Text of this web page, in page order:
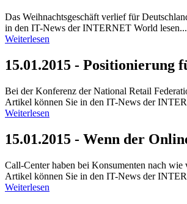
Das Weihnachtsgeschäft verlief für
in den IT-News der INTERNET World
Weiterlesen
15.01.2015 - Positionierung
Bei der Konferenz der National Retail
Artikel können Sie in den IT-News der
Weiterlesen
15.01.2015 - Wenn der
Call-Center haben bei Konsumenten nach
Artikel können Sie in den IT-News der
Weiterlesen